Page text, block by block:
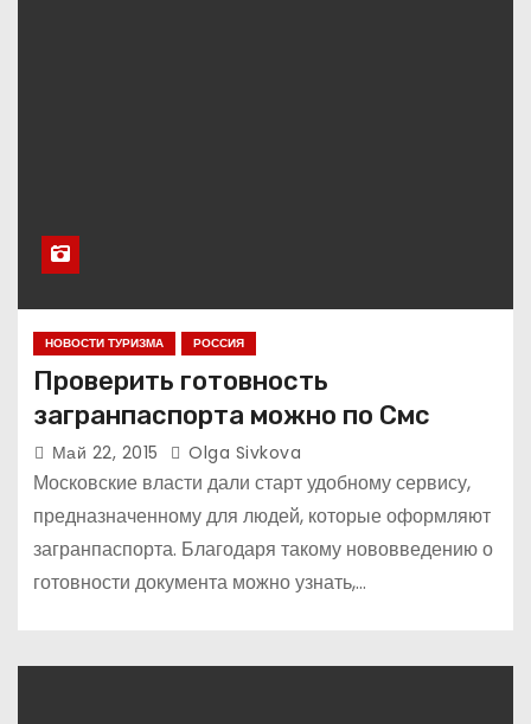
НОВОСТИ ТУРИЗМА РОССИЯ
Проверить готовность
загранпаспорта можно по Смс
Май 22, 2015 Olga Sivkova
Московские власти дали старт удобному сервису,
предназначенному для людей, которые оформляют
загранпаспорта. Благодаря такому нововведению о
готовности документа можно узнать,…